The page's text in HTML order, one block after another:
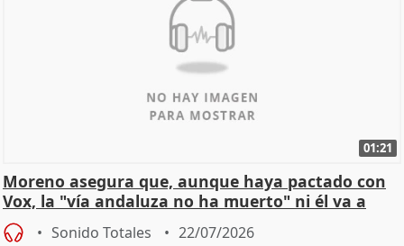
01:21
Moreno asegura que, aunque haya pactado con
Vox, la "vía andaluza no ha muerto" ni él va a
"cambiar"
Sonido Totales 22/07/2026